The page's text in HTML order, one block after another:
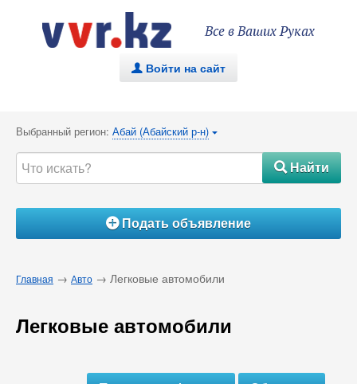
Все в Ваших Руках
. Войти на сайт
Выбранный регион: Абай (Абайский р-н) {
#Найти
ÁПодать объявление
Главная → Авто → Легковые автомобили
Легковые автомобили